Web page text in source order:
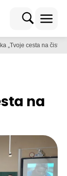
„Tvoje cesta na čisto“
na